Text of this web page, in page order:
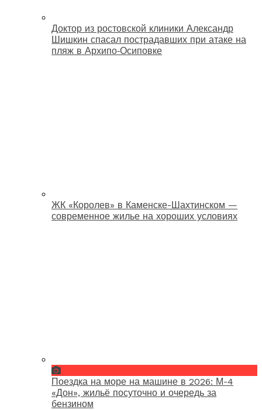
Доктор из ростовской клиники Александр
Шишкин спасал пострадавших при атаке на
пляж в Архипо‑Осиповке
ЖК «Королев» в Каменске-Шахтинском —
современное жилье на хороших условиях
Поездка на море на машине в 2026: М-4
«Дон», жильё посуточно и очередь за
бензином